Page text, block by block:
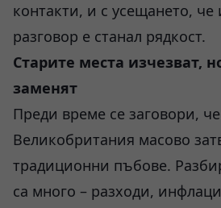
контакти, и с усещането, че
разговор е станал рядкост.
Старите места изчезват,
заменят
Преди време се заговори,
Великобритания масово
традиционни пъбове.
са много – разходи,